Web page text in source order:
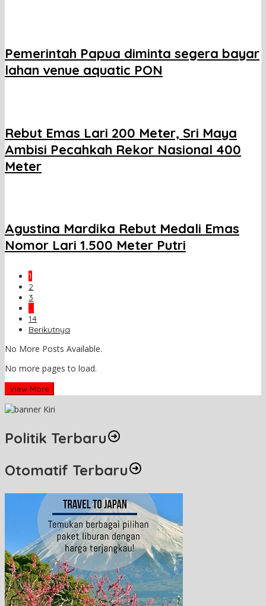
Pemerintah Papua diminta segera bayar
lahan venue aquatic PON
Rebut Emas Lari 200 Meter, Sri Maya
Ambisi Pecahkah Rekor Nasional 400
Meter
Agustina Mardika Rebut Medali Emas
Nomor Lari 1.500 Meter Putri
1
2
3
…
14
Berikutnya
No More Posts Available.
No more pages to load.
View More
Politik Terbaru
Otomatif Terbaru